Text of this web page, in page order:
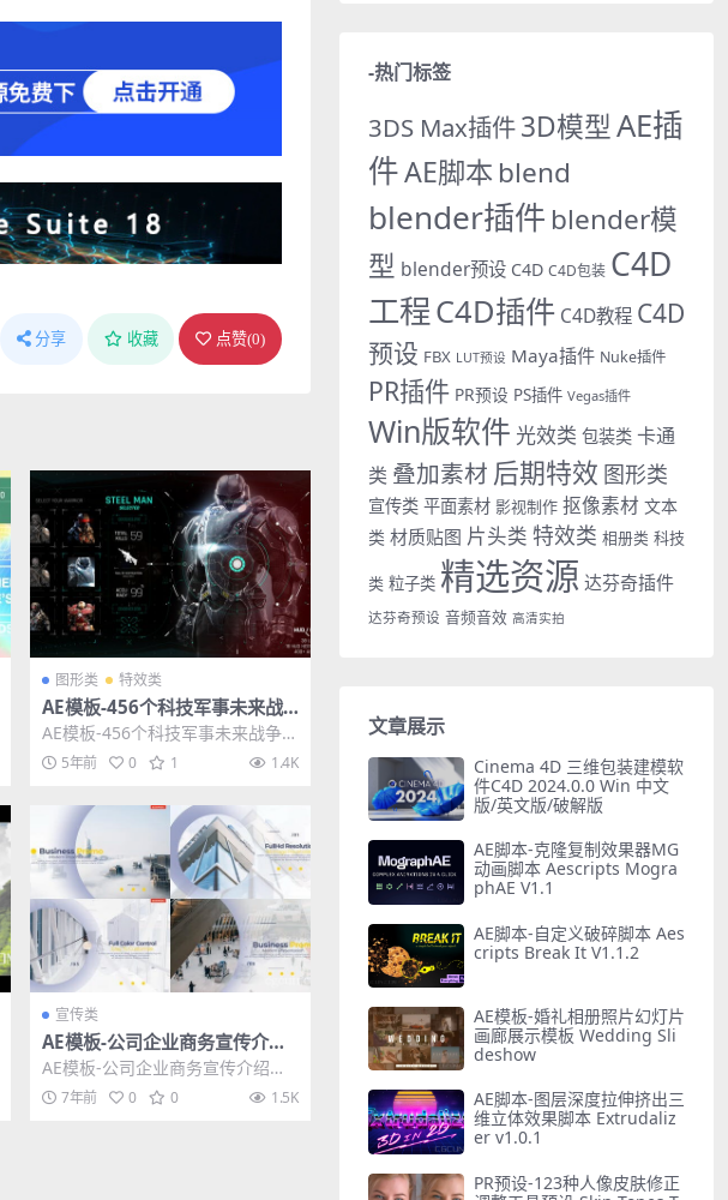
分享 收藏 点赞(0)
图形类 特效类
AE模板-456个科技军事未来战
争游戏UI界面HUD元素图形动
画模板
AE模板-456个科技军事未来战争游
戏UI界面HUD元素图形动画模板
其他推荐：...
5年前 0 1 1.4K
宣传类
AE模板-公司企业商务宣传介绍
幻灯片包装片头模板 Business
Promo
AE模板-公司企业商务宣传介绍幻
灯片包装片头模板 Business Pro
mo ...
7年前 0 0 1.5K
-热门标签
3DS Max插件3D模型AE插
件AE脚本 blend
blender插件 blender模
型 blender预设 C4D C4D包装 C4D
工程C4D插件 C4D教程 C4D
预设 FBX LUT预设 Maya插件 Nuke插件
PR插件 PR预设 PS插件 Vegas插件
Win版软件 光效类 包装类 卡通
类 叠加素材 后期特效 图形类
宣传类 平面素材 影视制作 抠像素材 文本
类 材质贴图 片头类 特效类 相册类 科技
类 粒子类 精选资源 达芬奇插件
达芬奇预设 音频音效 高清实拍
文章展示
Cinema 4D 三维包装建模软
件C4D 2024.0.0 Win 中文
版/英文版/破解版
AE脚本-克隆复制效果器MG
动画脚本 Aescripts Mogra
phAE V1.1
AE脚本-自定义破碎脚本 Aes
cripts Break It V1.1.2
AE模板-婚礼相册照片幻灯片
画廊展示模板 Wedding Sli
deshow
AE脚本-图层深度拉伸挤出三
维立体效果脚本 Extrudaliz
er v1.0.1
PR预设-123种人像皮肤修正